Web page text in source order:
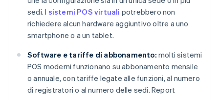
sedi. I sistemi POS virtuali potrebbero non
richiedere alcun hardware aggiuntivo oltre a uno
smartphone o a un tablet.
Software e tariffe di abbonamento: molti sistemi
POS moderni funzionano su abbonamento mensile
o annuale, con tariffe legate alle funzioni, al numero
di registratori o al numero delle sedi. Report